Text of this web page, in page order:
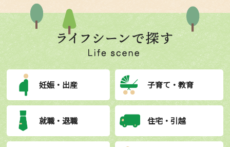
妊娠・出産 子育て・教育
就職・退職 住宅・引越